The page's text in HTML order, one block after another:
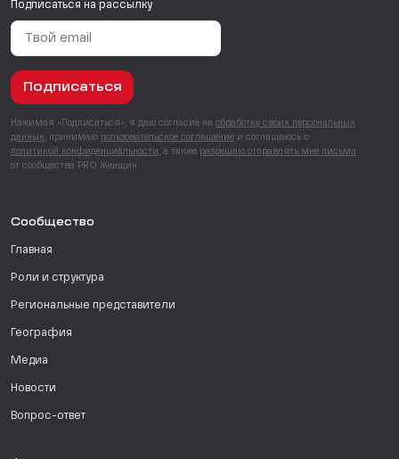
Подписаться на рассылку
Подписаться
Нажимая «Подписаться», я даю согласие на обработку своих персональных
данных , принимаю пользовательское соглашение и соглашаюсь с
политикой конфиденциальности , а также разрешаю отправлять мне письма
от сообщества PRO Женщин.
Сообщество
Главная
Роли и структура
Региональные представители
География
Медиа
Новости
Вопрос-ответ